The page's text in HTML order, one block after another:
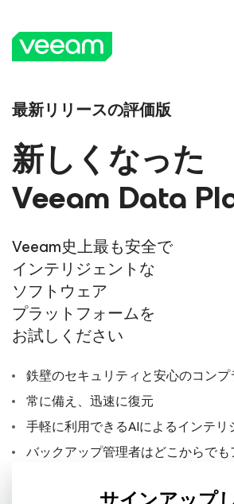
最新リリースの評価版
新しくなった
Veeam Data
Veeam史上最も安全で
インテリジェントな
ソフトウェア
プラットフォームを
お試しください
鉄壁のセキュリティと安心のコン
常に備え、迅速に復元
手軽に利用できるAIによるインテ
バックアップ管理者はどこからで